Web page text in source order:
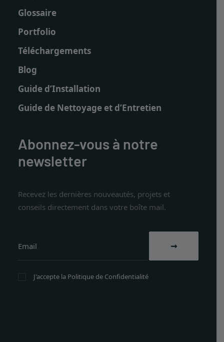
Glossaire
Portfolio
Téléchargements
Blog
Guide d’Installation
Guide de Nettoyage et d’Entretien
Abonnez-vous à notre
newsletter
Recevez les dernières nouveautés, projets et
conseils directement dans votre boîte mail.
J'accepte la Politique de Confidentialité